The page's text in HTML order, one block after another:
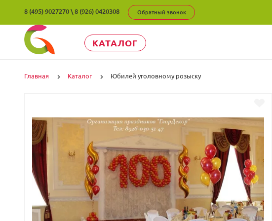
8 (495) 9027270 \ 8 (926) 0420308 Обратный звонок
КАТАЛОГ
Главная Каталог Юбилей уголовному розыску